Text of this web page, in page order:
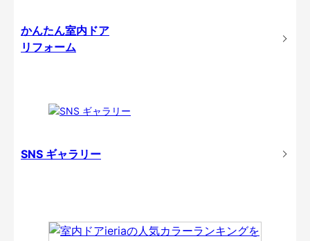
かんたん室内ドア
リフォーム
SNS ギャラリー